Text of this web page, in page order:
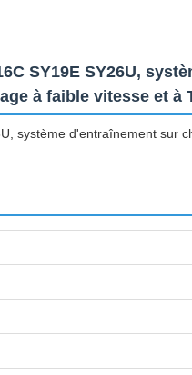
SY19E SY26U,
à faible vitesse et à
système d'entraînement sur